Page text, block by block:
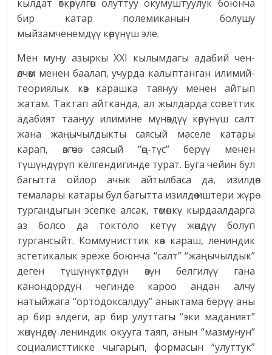
кылдат өткөрүлгөн олуттуу окумуштуулук боюнча
бир катар полемиканын болушу
мыйзамченемдүү көрүнүш эле.
Мен муну азыркы ХХI кылымдагы адабий чен-
өлчөм менен баалап, учурда калыптанган илимий-
теориялык көз карашка таянуу менен айтып
жатам. Тактап айтканда, ал жылдарда советтик
адабият таануу илимине мүнөздүү көрүнүш салт
жана жаңычылдыкты саясый маселе катары
карап, өзгөчө саясый “өң-түс” берүү менен
түшүндүрүп келгендигинде турат. Буга чейин бул
багытта ойлор ачык айтылбаса да, изилдөө
темалары катары бул багытта изилдөө иштери жүрө
тургандыгын эсепке алсак, төмөнкү кырдаалдарга
аз болсо да токтоло кетүү жөндүү болуп
тургансыйт. Коммунисттик көз караш, лениндик
эстетикалык эреже боюнча “салт” “жаңычылдык”
деген түшүнүктөрдүн өзүн белгилүү гана
канондордун чегинде кароо андан алчу
натыйжага “ортодоксалдуу” аныктама берүү аны
ар бир элдеги, ар бир улуттагы “эки маданият”
жөнүндөгү лениндик окууга таяп, анын “мазмунун”
социалисттикке чыгарып, формасын “улуттук”